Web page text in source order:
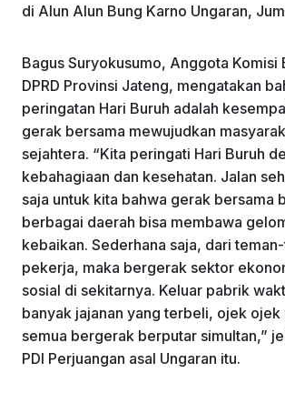
di Alun Alun Bung Karno Ungaran,
Bagus Suryokusumo, Anggota Komisi
DPRD Provinsi Jateng, mengatakan
peringatan Hari Buruh adalah
gerak bersama mewujudkan
sejahtera. “Kita peringati Hari Buruh
kebahagiaan dan kesehatan. Jalan
saja untuk kita bahwa gerak bersama
berbagai daerah bisa membawa
kebaikan. Sederhana saja, dari
pekerja, maka bergerak sektor
sosial di sekitarnya. Keluar pabrik
banyak jajanan yang terbeli, ojek ojek
semua bergerak berputar simultan,”
PDI Perjuangan asal Ungaran itu.